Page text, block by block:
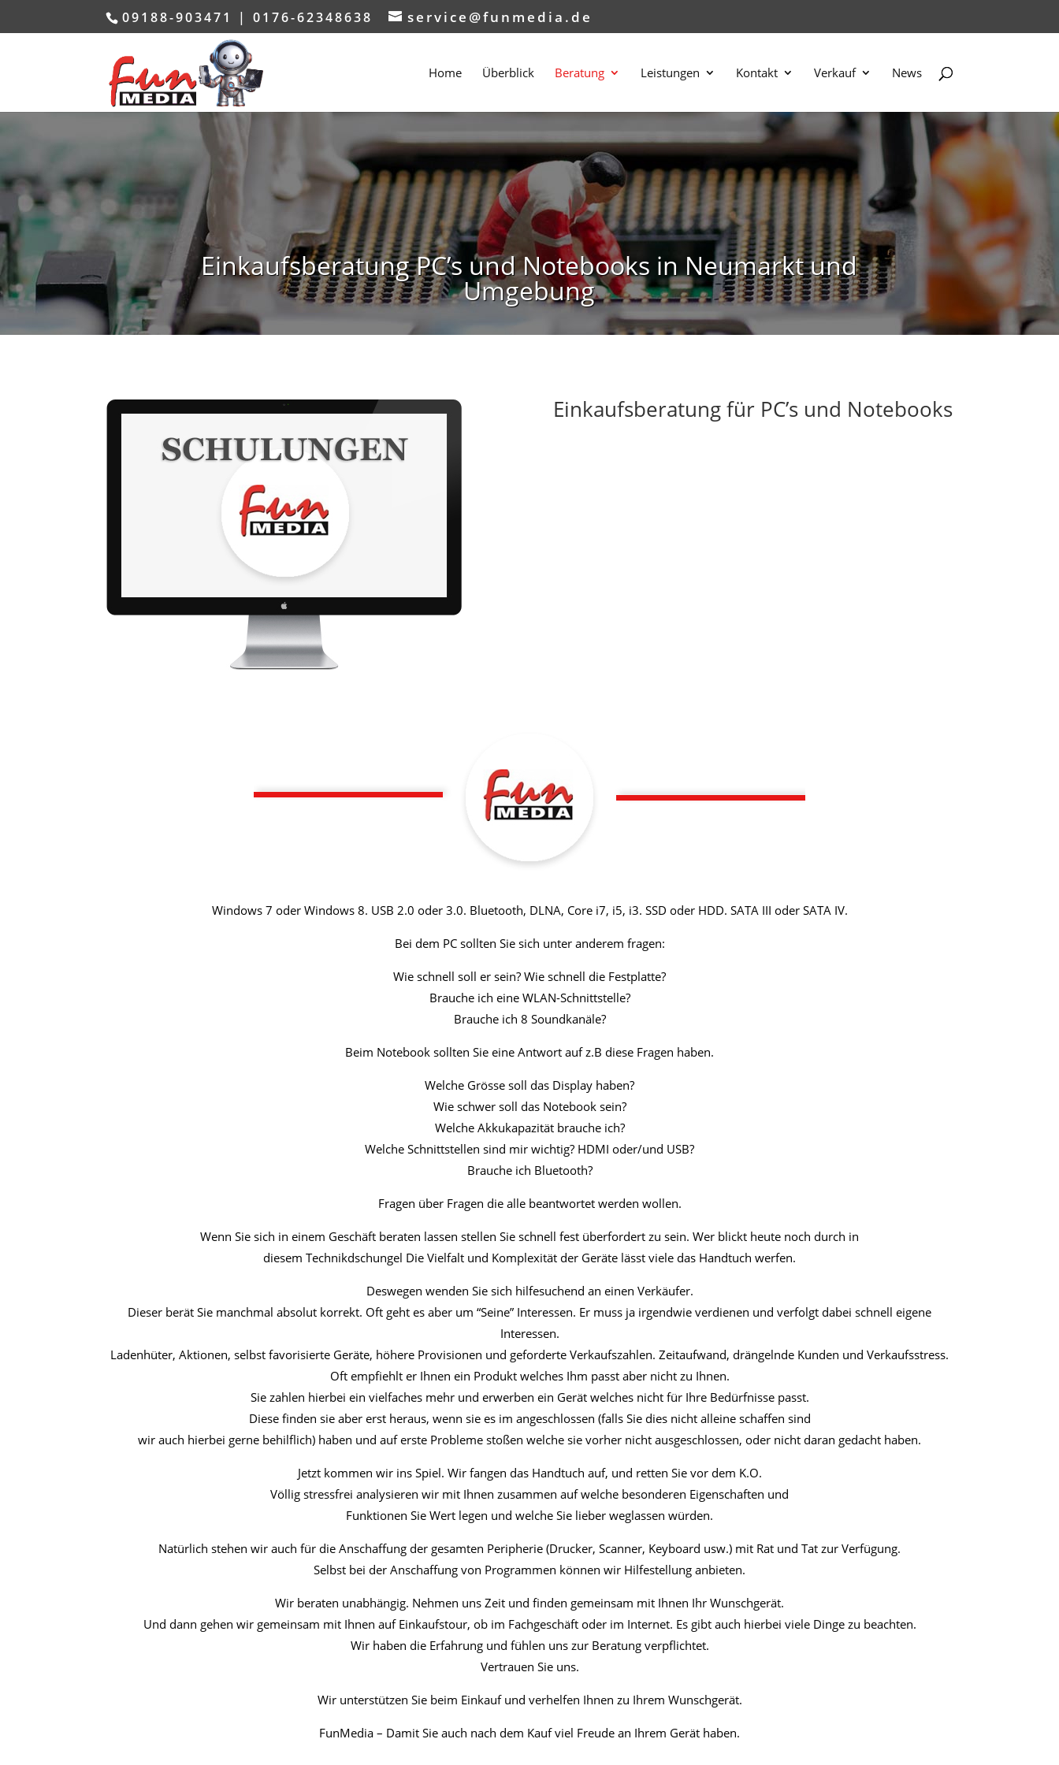
09188-903471 | 0176-62348638 service@funmedia.de
Home Überblick Beratung Leistungen Kontakt Verkauf News
Einkaufsberatung PC’s und Notebooks in Neumarkt und
Umgebung
Einkaufsberatung für PC’s und Notebooks
Windows 7 oder Windows 8. USB 2.0 oder 3.0. Bluetooth, DLNA, Core i7, i5, i3. SSD oder HDD. SATA III oder SATA IV.
Bei dem PC sollten Sie sich unter anderem fragen:
Wie schnell soll er sein? Wie schnell die Festplatte?
Brauche ich eine WLAN-Schnittstelle?
Brauche ich 8 Soundkanäle?
Beim Notebook sollten Sie eine Antwort auf z.B diese Fragen haben.
Welche Grösse soll das Display haben?
Wie schwer soll das Notebook sein?
Welche Akkukapazität brauche ich?
Welche Schnittstellen sind mir wichtig? HDMI oder/und USB?
Brauche ich Bluetooth?
Fragen über Fragen die alle beantwortet werden wollen.
Wenn Sie sich in einem Geschäft beraten lassen stellen Sie schnell fest überfordert zu sein. Wer blickt heute noch durch in
diesem Technikdschungel Die Vielfalt und Komplexität der Geräte lässt viele das Handtuch werfen.
Deswegen wenden Sie sich hilfesuchend an einen Verkäufer.
Dieser berät Sie manchmal absolut korrekt. Oft geht es aber um “Seine” Interessen. Er muss ja irgendwie verdienen und verfolgt dabei schnell eigene
Interessen.
Ladenhüter, Aktionen, selbst favorisierte Geräte, höhere Provisionen und geforderte Verkaufszahlen. Zeitaufwand, drängelnde Kunden und Verkaufsstress.
Oft empfiehlt er Ihnen ein Produkt welches Ihm passt aber nicht zu Ihnen.
Sie zahlen hierbei ein vielfaches mehr und erwerben ein Gerät welches nicht für Ihre Bedürfnisse passt.
Diese finden sie aber erst heraus, wenn sie es im angeschlossen (falls Sie dies nicht alleine schaffen sind
wir auch hierbei gerne behilflich) haben und auf erste Probleme stoßen welche sie vorher nicht ausgeschlossen, oder nicht daran gedacht haben.
Jetzt kommen wir ins Spiel. Wir fangen das Handtuch auf, und retten Sie vor dem K.O.
Völlig stressfrei analysieren wir mit Ihnen zusammen auf welche besonderen Eigenschaften und
Funktionen Sie Wert legen und welche Sie lieber weglassen würden.
Natürlich stehen wir auch für die Anschaffung der gesamten Peripherie (Drucker, Scanner, Keyboard usw.) mit Rat und Tat zur Verfügung.
Selbst bei der Anschaffung von Programmen können wir Hilfestellung anbieten.
Wir beraten unabhängig. Nehmen uns Zeit und finden gemeinsam mit Ihnen Ihr Wunschgerät.
Und dann gehen wir gemeinsam mit Ihnen auf Einkaufstour, ob im Fachgeschäft oder im Internet. Es gibt auch hierbei viele Dinge zu beachten.
Wir haben die Erfahrung und fühlen uns zur Beratung verpflichtet.
Vertrauen Sie uns.
Wir unterstützen Sie beim Einkauf und verhelfen Ihnen zu Ihrem Wunschgerät.
FunMedia – Damit Sie auch nach dem Kauf viel Freude an Ihrem Gerät haben.